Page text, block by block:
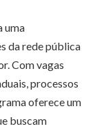
uma
da rede pública
Com vagas
processos
oferece um
buscam